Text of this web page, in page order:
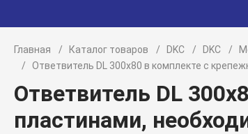
Главная Каталог товаров DKC DKC
Ответвитель DL 300х80 в комплекте с
Ответвитель DL
пластинами,